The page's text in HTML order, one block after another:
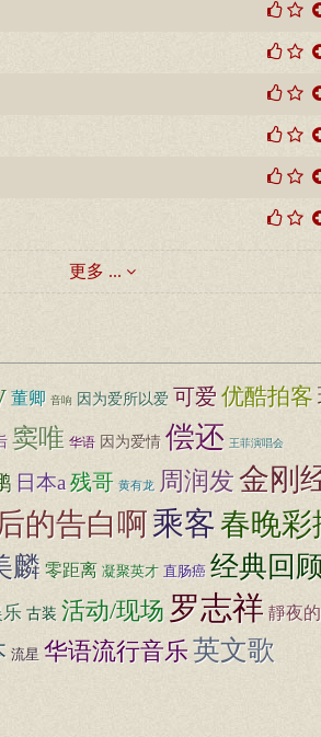
更多 ...
董卿 音响 因为爱所以爱 可爱优酷拍客
窦唯 华语 因为爱情 偿还 王菲演唱会
日本a残哥 黄有龙 周润发金刚
的告白啊乘客春晚彩
麟 零距离 凝聚英才 直肠癌 经典回
古装 活动/现场 罗志祥 靜夜
流星 华语流行音乐英文歌